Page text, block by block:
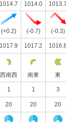
1014.7 1014.0
(+0.2) (-0.7) (-0.3)
1017.9 1017.2
西南西 南東 東
1 1 3
20 20 20